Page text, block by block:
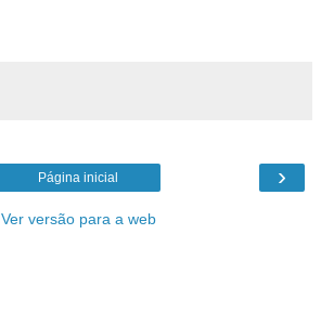
›
Página inicial
Ver versão para a web